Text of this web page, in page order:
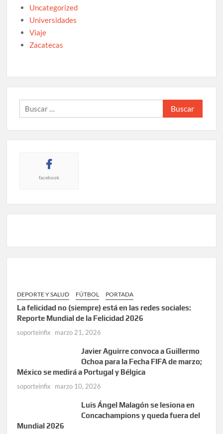
Uncategorized
Universidades
Viaje
Zacatecas
Buscar:
facebook
DEPORTE Y SALUD FÚTBOL PORTADA
La felicidad no (siempre) está en las redes sociales:
Reporte Mundial de la Felicidad 2026
soporteinfix marzo 21, 2026
Javier Aguirre convoca a Guillermo
Ochoa para la Fecha FIFA de marzo;
México se medirá a Portugal y Bélgica
soporteinfix marzo 10, 2026
Luis Ángel Malagón se lesiona en
Concachampions y queda fuera del
Mundial 2026